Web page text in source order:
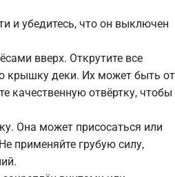
и убедитесь, что он выключен
вверх. Открутите все
деки. Их может быть от
качественную отвёртку, чтобы
Она может присосаться или
применяйте грубую силу,